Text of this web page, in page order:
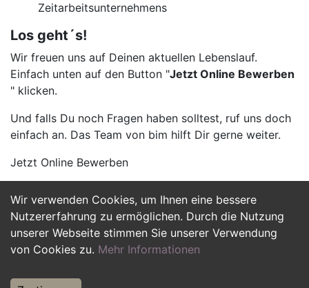
Wir verwenden Cookies, um Ihnen eine bessere
Nutzererfahrung zu ermöglichen. Durch die Nutzung
unserer Webseite stimmen Sie unserer Verwendung
von Cookies zu. Mehr Informationen
Zeitarbeitsunternehmens
Los geht´s!
Wir freuen uns auf Deinen aktuellen Lebenslauf.
Einfach unten auf den Button "Jetzt Online Bewerben
" klicken.
Und falls Du noch Fragen haben solltest, ruf uns doch
einfach an. Das Team von bim hilft Dir gerne weiter.
Jetzt Online Bewerben
Jetzt Bewerben